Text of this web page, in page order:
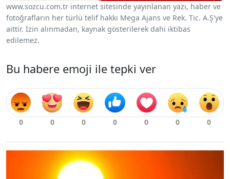
www.sozcu.com.tr internet sitesinde yayınlanan yazı, haber ve
fotoğrafların her türlü telif hakkı Mega Ajans ve Rek. Tic. A.Ş'ye
aittir. İzin alınmadan, kaynak gösterilerek dahi iktibas
edilemez.
Bu habere emoji ile tepki ver